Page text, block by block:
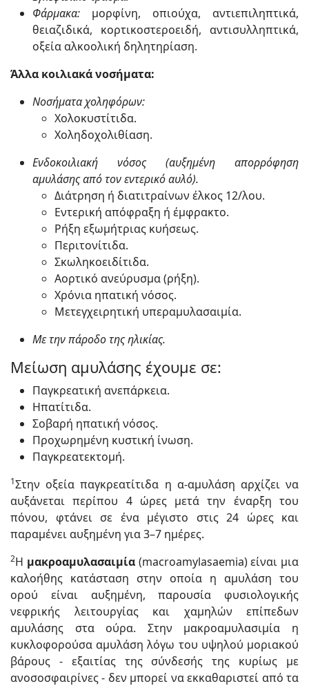
Φάρμακα: μορφίνη, οπιούχα, αντιεπιληπτικά,
θειαζιδικά, κορτικοστεροειδή, αντισυλληπτικά,
οξεία αλκοολική δηλητηρίαση.
Άλλα κοιλιακά νοσήματα:
Νοσήματα χοληφόρων:
Χολοκυστίτιδα.
Χοληδοχολιθίαση.
Ενδοκοιλιακή νόσος (αυξημένη απορρόφηση
αμυλάσης από τον εντερικό αυλό).
Διάτρηση ή διατιτραίνων έλκος 12/λου.
Εντερική απόφραξη ή έμφρακτο.
Ρήξη εξωμήτριας κυήσεως.
Περιτονίτιδα.
Σκωληκοειδίτιδα.
Αορτικό ανεύρυσμα (ρήξη).
Χρόνια ηπατική νόσος.
Μετεγχειρητική υπεραμυλασαιμία.
Με την πάροδο της ηλικίας.
Μείωση αμυλάσης έχουμε σε:
Παγκρεατική ανεπάρκεια.
Ηπατίτιδα.
Σοβαρή ηπατική νόσος.
Προχωρημένη κυστική ίνωση.
Παγκρεατεκτομή.
1Στην οξεία παγκρεατίτιδα η α-αμυλάση αρχίζει να
αυξάνεται περίπου 4 ώρες μετά την έναρξη του
πόνου, φτάνει σε ένα μέγιστο στις 24 ώρες και
παραμένει αυξημένη για 3–7 ημέρες.
2Η μακροαμυλασαιμία(macroamylasaemia) είναι μια
καλοήθης κατάσταση στην οποία η αμυλάση του
ορού είναι αυξημένη, παρουσία φυσιολογικής
νεφρικής λειτουργίας και χαμηλών επίπεδων
αμυλάσης στα ούρα. Στην μακροαμυλασιμία η
κυκλοφορούσα αμυλάση λόγω του υψηλού μοριακού
βάρους - εξαιτίας της σύνδεσής της κυρίως με
ανοσοσφαιρίνες - δεν μπορεί να εκκαθαριστεί από τα